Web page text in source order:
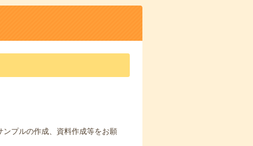
プルの作成、資料作成等をお願